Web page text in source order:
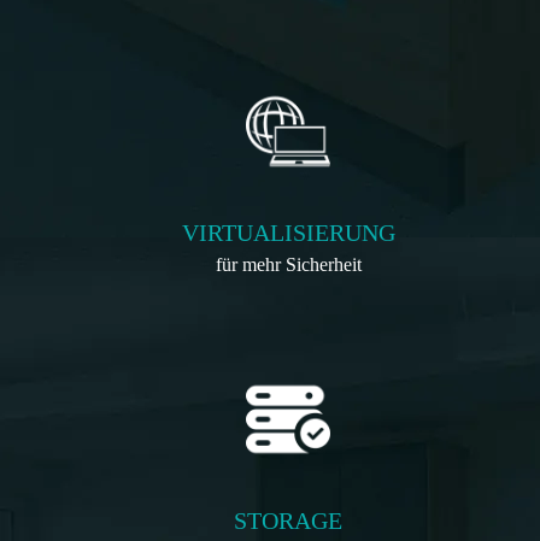
VIRTUALISIERUNG
für mehr Sicherheit
STORAGE